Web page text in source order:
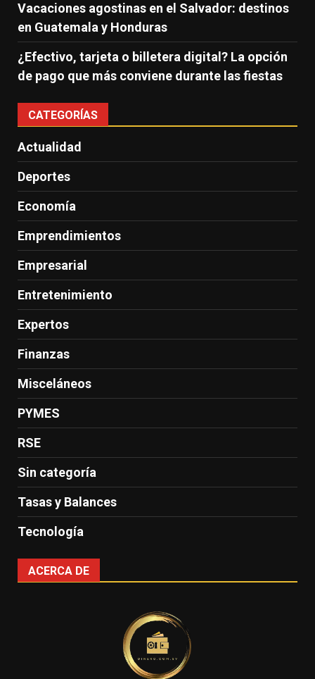
Vacaciones agostinas en el Salvador: destinos
en Guatemala y Honduras
¿Efectivo, tarjeta o billetera digital? La opción
de pago que más conviene durante las fiestas
CATEGORÍAS
Actualidad
Deportes
Economía
Emprendimientos
Empresarial
Entretenimiento
Expertos
Finanzas
Misceláneos
PYMES
RSE
Sin categoría
Tasas y Balances
Tecnología
ACERCA DE